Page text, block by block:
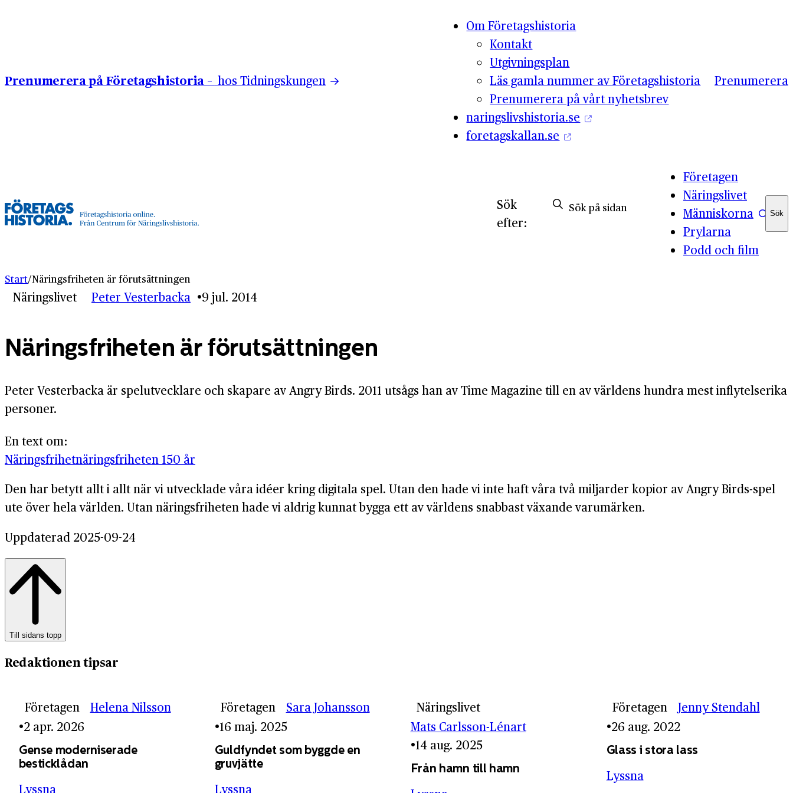
Prenumerera på Företagshistoria – hos Tidningskungen
Om Företagshistoria
Kontakt
Utgivningsplan
Läs gamla nummer av Företagshistoria
Prenumerera på vårt nyhetsbrev
naringslivshistoria.se
foretagskallan.se
Prenumerera
Företagen
Näringslivet
Människorna
Prylarna
Podd och film
Sök
efter:
Sök
Sök
Start/Näringsfriheten är förutsättningen
Näringslivet Peter Vesterbacka 9 jul. 2014
Näringsfriheten är förutsättningen
Peter Vesterbacka är spelutvecklare och skapare av Angry Birds. 2011 utsågs han av Time Magazine till en av världens hundra mest inflytelserika
personer.
En text om:
Näringsfrihetnäringsfriheten 150 år
Den har betytt allt i allt när vi utvecklade våra idéer kring digitala spel. Utan den hade vi inte haft våra två miljarder kopior av Angry Birds-spel
ute över hela världen. Utan näringsfriheten hade vi aldrig kunnat bygga ett av världens snabbast växande varumärken.
Uppdaterad 2025-09-24
Till sidans topp
Redaktionen tipsar
Företagen
Helena Nilsson
2 apr. 2026
Gense moderniserade
besticklådan
Lyssna
Företagen
Sara Johansson
16 maj. 2025
Guldfyndet som byggde en
gruvjätte
Lyssna
Näringslivet
Mats Carlsson-Lénart
14 aug. 2025
Från hamn till hamn
Företagen
Jenny Stendahl
26 aug. 2022
Glass i stora lass
Lyssna